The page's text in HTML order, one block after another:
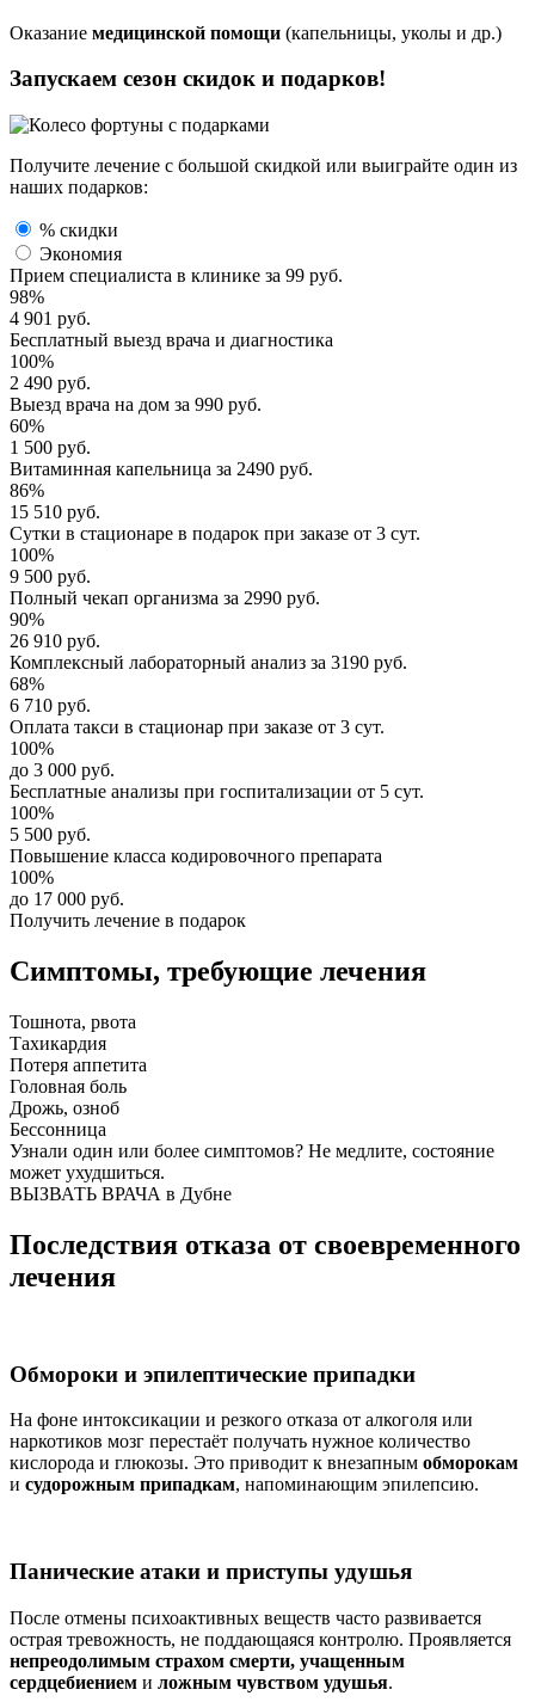
Оказание медицинской помощи (капельницы, уколы и др.)
Запускаем сезон скидок и подарков!
Получите лечение с большой скидкой или выиграйте один из
наших подарков:
% скидки
Экономия
Прием специалиста в клинике за 99 руб.
98%
4 901 руб.
Бесплатный выезд врача и диагностика
100%
2 490 руб.
Выезд врача на дом за 990 руб.
60%
1 500 руб.
Витаминная капельница за 2490 руб.
86%
15 510 руб.
Сутки в стационаре в подарок при заказе от 3 сут.
100%
9 500 руб.
Полный чекап организма за 2990 руб.
90%
26 910 руб.
Комплексный лабораторный анализ за 3190 руб.
68%
6 710 руб.
Оплата такси в стационар при заказе от 3 сут.
100%
до 3 000 руб.
Бесплатные анализы при госпитализации от 5 сут.
100%
5 500 руб.
Повышение класса кодировочного препарата
100%
до 17 000 руб.
Получить лечение в подарок
Симптомы, требующие лечения
Тошнота, рвота
Тахикардия
Потеря аппетита
Головная боль
Дрожь, озноб
Бессонница
Узнали один или более симптомов? Не медлите, состояние
может ухудшиться.
ВЫЗВАТЬ ВРАЧА в Дубне
Последствия отказа от своевременного
лечения
Обмороки и эпилептические припадки
На фоне интоксикации и резкого отказа от алкоголя или
наркотиков мозг перестаёт получать нужное количество
кислорода и глюкозы. Это приводит к внезапным обморокам
и судорожным припадкам, напоминающим эпилепсию.
Панические атаки и приступы удушья
После отмены психоактивных веществ часто развивается
острая тревожность, не поддающаяся контролю. Проявляется
непреодолимым страхом смерти, учащенным
сердцебиением и ложным чувством удушья.